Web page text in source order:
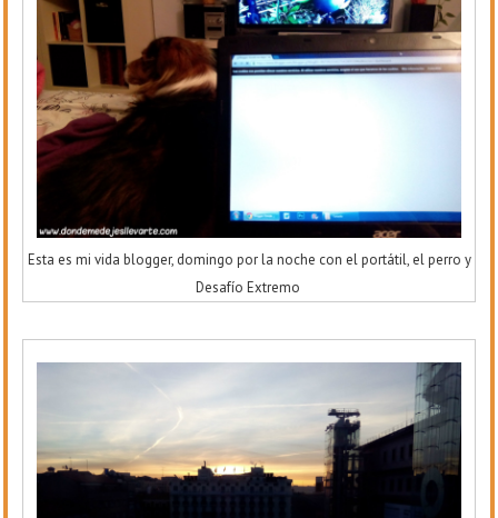
Esta es mi vida blogger, domingo por la noche con el portátil, el perro y
Desafío Extremo